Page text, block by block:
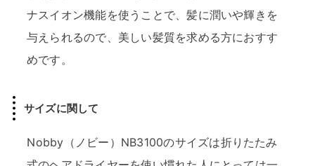
ナスイオン機能を使うことで、髪に潤いや輝きを
与えられるので、美しい髪質を求める方におすす
めです。
サイズに関して
Nobby（ノビー）NB3100のサイズは折りたたみ